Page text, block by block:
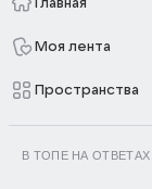
Главная
Моя лента
Пространства
В ТОПЕ НА ОТВЕТАХ